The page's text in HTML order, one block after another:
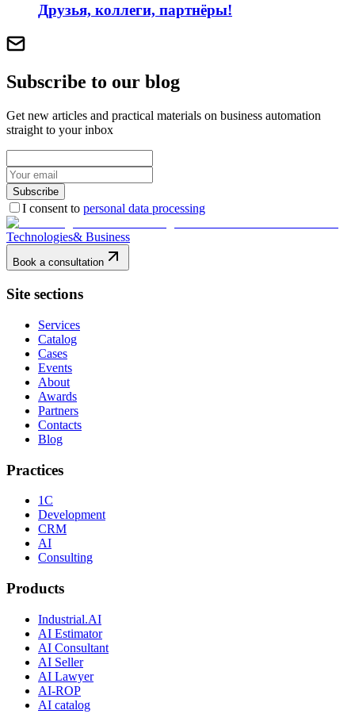
Друзья, коллеги, партнёры!
Subscribe to our blog
Get new articles and practical materials on business automation
straight to your inbox
Subscribe
I consent to personal data processing
Technologies& Business
Book a consultation
Site sections
Services
Catalog
Cases
Events
About
Awards
Partners
Contacts
Blog
Practices
1C
Development
CRM
AI
Consulting
Products
Industrial.AI
AI Estimator
AI Consultant
AI Seller
AI Lawyer
AI-ROP
AI catalog